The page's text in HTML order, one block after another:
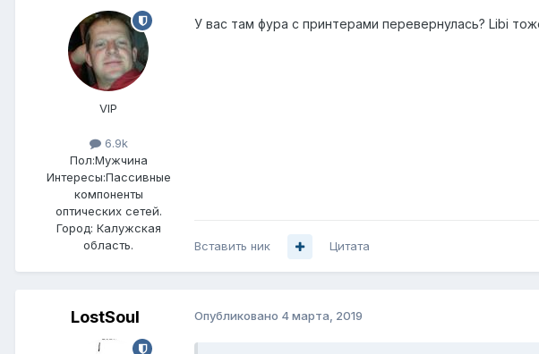
VIP
6.9k
Пол:Мужчина
Интересы:Пассивные
компоненты
оптических сетей.
Город: Калужская
область.
У вас там фура с принтерами перевернулась? Libi
Вставить ник Цитата
LostSoul Опубликовано 4 марта, 2019